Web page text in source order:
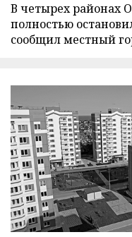
В четырех районах
полностью
сообщил местный